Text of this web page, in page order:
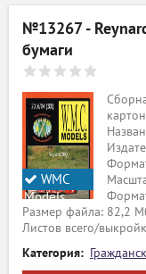
№13267 -
бумаги
WMC
Models
Размер файла: 82,2
Листов всего/
Категория: